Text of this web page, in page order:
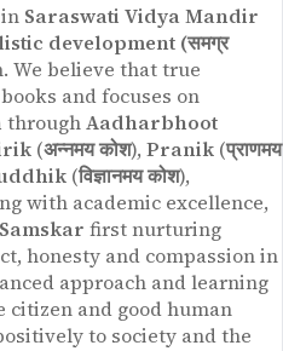
Saraswati Vidya Mandir
development (समग्र
We believe that true
and focuses on
throughAadharbhoot
(अन्नमय कोश), Pranik (प्राणमय
(विज्ञानमय कोश),
with academic excellence,
Samskar first nurturing
honesty and compassion in
approach and learning
citizen and good human
to society and the